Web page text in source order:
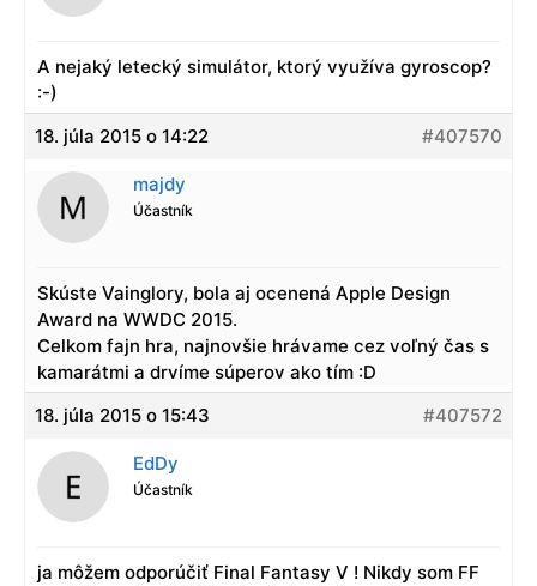
A nejaký letecký simulátor, ktorý využíva gyroscop?
:-)
18. júla 2015 o 14:22
#407570
majdy
Účastník
Skúste Vainglory, bola aj ocenená Apple Design
Award na WWDC 2015.
Celkom fajn hra, najnovšie hrávame cez voľný čas s
kamarátmi a drvíme súperov ako tím :D
18. júla 2015 o 15:43
#407572
EdDy
Účastník
ja môžem odporúčiť Final Fantasy V ! Nikdy som FF